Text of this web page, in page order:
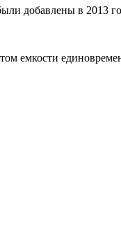
добавлены в 2013
емкости